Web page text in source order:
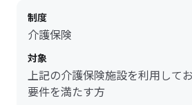
制度
介護保険
対象
上記の介護保険施設を利用して
要件を満たす方